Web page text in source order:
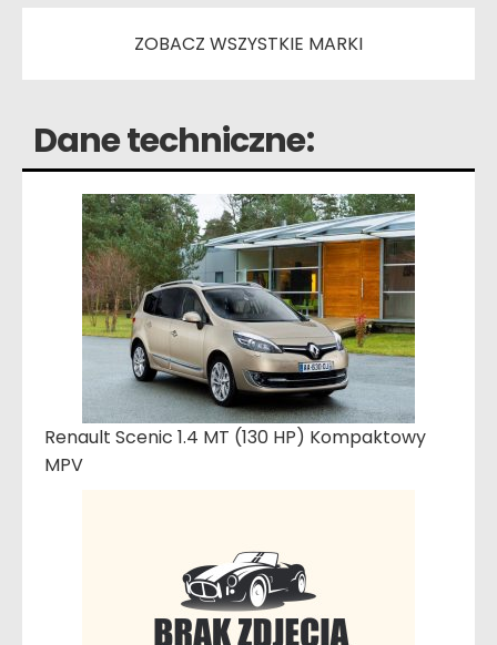
ZOBACZ WSZYSTKIE MARKI
Dane techniczne:
Renault Scenic 1.4 MT (130 HP) Kompaktowy
MPV